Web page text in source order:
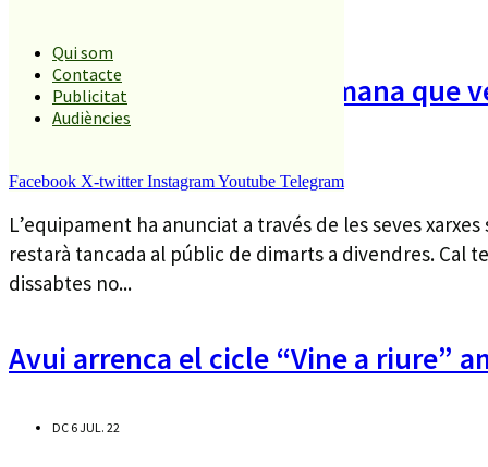
Qui som
Contacte
Publicitat
Audiències
Facebook X-twitter InstagramYoutube Telegram
La Biblioteca tanca la setmana que
L’equipament ha anunciat a través de les seves
restarà tancada al públic de dimarts a divendres. Cal
dissabtes no...
Avui arrenca el cicle “Vine a riure”
DC 6 JUL. 22